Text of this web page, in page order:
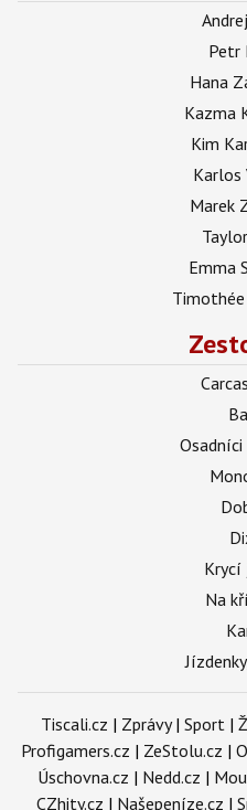
Petr
Hana
Kazma
Kim
Karlos
Marek
Emma
Krycí
Na
Tiscali.cz | Zprávy| Sport |
Profigamers.cz | ZeStolu.cz |
Úschovna.cz | Nedd.cz |
CZhity.cz | Našepeníze.cz |